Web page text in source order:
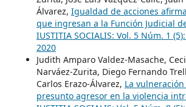
Álvarez, Igualdad de acciones
que ingresan a la Función Judicial
IUSTITIA SOCIALIS: Vol. 5 Núm. 1
2020
Judith Amparo Valdez-Masache,
Narváez-Zurita, Diego Fernando
Carlos Erazo-Álvarez, La
presunto agresor en la violencia